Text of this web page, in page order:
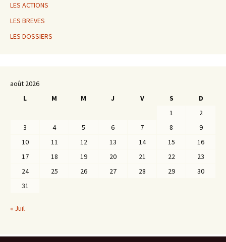
LES ACTIONS
LES BREVES
LES DOSSIERS
août 2026
L
M M J V S
D
1
2
3
4 5 6 7 8
9
10
11 12 13 14 15
16
17
18 19 20 21 22
23
24
25 26 27 28 29
30
31
« Juil